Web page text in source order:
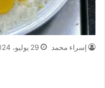
إسراء محمد 29 يوليو، 2024